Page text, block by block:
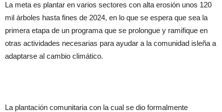
La meta es plantar en varios sectores con alta erosión unos 120
mil árboles hasta fines de 2024, en lo que se espera que sea la
primera etapa de un programa que se prolongue y ramifique en
otras actividades necesarias para ayudar a la comunidad isleña a
adaptarse al cambio climático.
La plantación comunitaria con la cual se dio formalmente